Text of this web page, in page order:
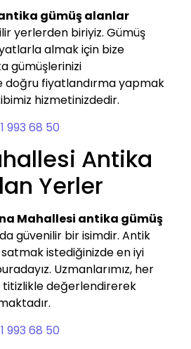
gümüş alanlar
yerlerden biriyiz. Gümüş
almak için bize
gümüşlerinizi
fiyatlandırma yapmak
hizmetinizdedir.
993 68 50
Antika
Yerler
Mahallesi antika gümüş
güvenilir bir isimdir. Antik
satmak istediğinizde en iyi
Uzmanlarımız, her
titizlikle değerlendirerek
993 68 50